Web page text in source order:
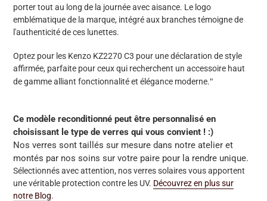
porter tout au long de la journée avec aisance. Le logo
emblématique de la marque, intégré aux branches témoigne de
l'authenticité de ces lunettes.
Optez pour les Kenzo KZ2270 C3 pour une déclaration de style
affirmée, parfaite pour ceux qui recherchent un accessoire haut
de gamme alliant fonctionnalité et élégance moderne."
Ce modèle reconditionné peut être personnalisé en
choisissant le type de verres qui vous convient ! :)
Nos verres sont taillés sur mesure dans notre atelier et
montés par nos soins sur votre paire pour la rendre unique.
Sélectionnés avec attention, nos verres solaires vous apportent
une véritable protection contre les UV. Découvrez en plus sur
notre Blog.